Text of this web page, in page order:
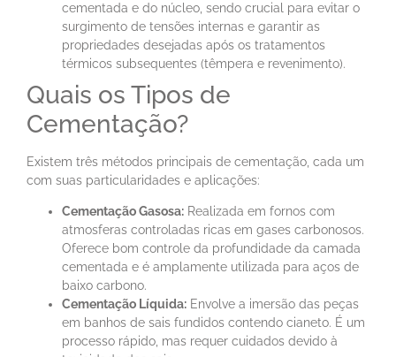
cementada e do núcleo, sendo crucial para evitar o
surgimento de tensões internas e garantir as
propriedades desejadas após os tratamentos
térmicos subsequentes (têmpera e revenimento).
Quais os Tipos de
Cementação?
Existem três métodos principais de cementação, cada um
com suas particularidades e aplicações:
Cementação Gasosa: Realizada em fornos com
atmosferas controladas ricas em gases carbonosos.
Oferece bom controle da profundidade da camada
cementada e é amplamente utilizada para aços de
baixo carbono.
Cementação Líquida: Envolve a imersão das peças
em banhos de sais fundidos contendo cianeto. É um
processo rápido, mas requer cuidados devido à